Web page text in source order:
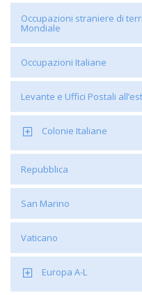
Occupazioni straniere di
Mondiale
Occupazioni Italiane
Levante e Uffici Postali
Colonie Italiane
Repubblica
San Marino
Vaticano
Europa A-L